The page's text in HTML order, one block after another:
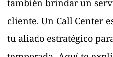
también brindar un
cliente. Un Call Center
tu aliado estratégico